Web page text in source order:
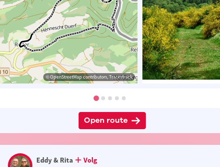
© OpenStreetMap contributors, Tracestrack
Open route
Eddy & Rita
Volg